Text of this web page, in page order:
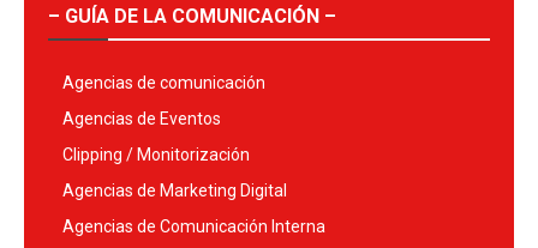
– GUÍA DE LA COMUNICACIÓN –
Agencias de comunicación
Agencias de Eventos
Clipping / Monitorización
Agencias de Marketing Digital
Agencias de Comunicación Interna